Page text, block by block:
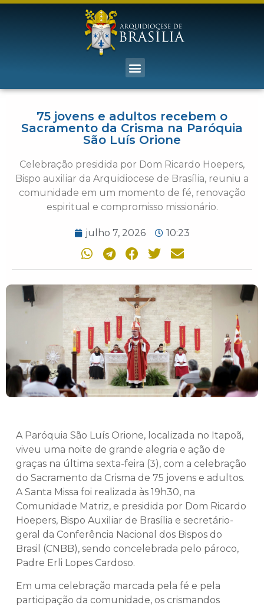
75 jovens e adultos recebem o
Sacramento da Crisma na Paróquia
São Luís Orione
Celebração presidida por Dom Ricardo Hoepers,
Bispo auxiliar da Arquidiocese de Brasília, reuniu a
comunidade em um momento de fé, renovação
espiritual e compromisso missionário.
julho 7, 2026 10:23
A Paróquia São Luís Orione, localizada no Itapoã,
viveu uma noite de grande alegria e ação de
graças na última sexta-feira (3), com a celebração
do Sacramento da Crisma de 75 jovens e adultos.
A Santa Missa foi realizada às 19h30, na
Comunidade Matriz, e presidida por Dom Ricardo
Hoepers, Bispo Auxiliar de Brasília e secretário-
geral da Conferência Nacional dos Bispos do
Brasil (CNBB), sendo concelebrada pelo pároco,
Padre Erli Lopes Cardoso.
Em uma celebração marcada pela fé e pela
participação da comunidade, os crismandos